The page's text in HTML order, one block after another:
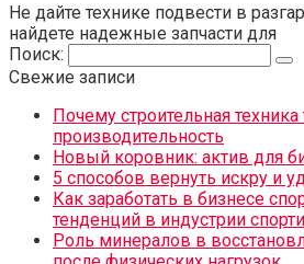
Не дайте технике подвести в
найдете надежные запчасти для
Поиск:
Свежие записи
Почему строительная техника
производительность
Новый коровник: актив для
5 способов вернуть искру и
Как заработать в бизнесе
тенденций в индустрии
Роль минералов в